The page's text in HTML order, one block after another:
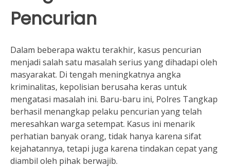
Pencurian
Dalam beberapa waktu terakhir, kasus pencurian
menjadi salah satu masalah serius yang dihadapi oleh
masyarakat. Di tengah meningkatnya angka
kriminalitas, kepolisian berusaha keras untuk
mengatasi masalah ini. Baru-baru ini, Polres Tangkap
berhasil menangkap pelaku pencurian yang telah
meresahkan warga setempat. Kasus ini menarik
perhatian banyak orang, tidak hanya karena sifat
kejahatannya, tetapi juga karena tindakan cepat yang
diambil oleh pihak berwajib.